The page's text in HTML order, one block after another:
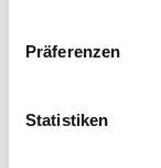
Präferenzen
Statistiken